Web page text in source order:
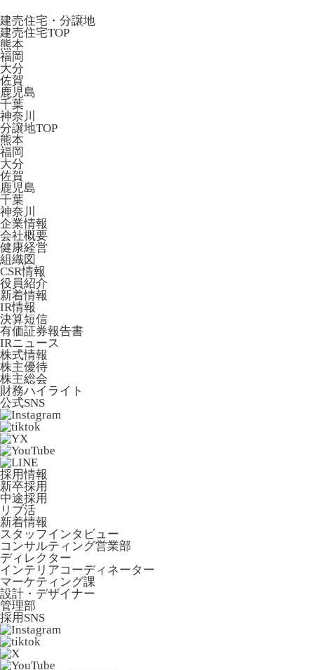
建売住宅・分譲地
建売住宅TOP
熊本
福岡
大分
佐賀
鹿児島
千葉
神奈川
分譲地TOP
熊本
福岡
大分
佐賀
鹿児島
千葉
神奈川
企業情報
会社概要
健康経営
組織図
CSR情報
役員紹介
新着情報
IR情報
決算短信
有価証券報告書
IRニュース
株式情報
株主優待
株主総会
財務ハイライト
公式SNS
採用情報
新卒採用
中途採用
リブ活
新着情報
スタッフインタビュー
コンサルティング営業部
ディレクター
インテリアコーディネーター
マーケティング課
設計・デザイナー
管理部
採用SNS